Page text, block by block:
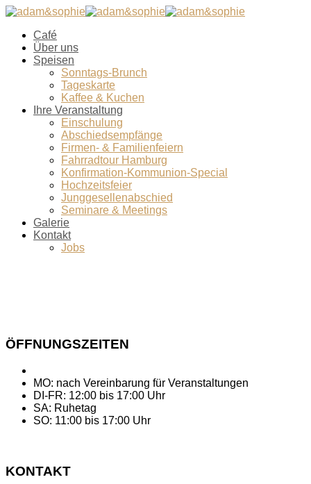
Café
Über uns
Speisen
Sonntags-Brunch
Tageskarte
Kaffee & Kuchen
Ihre Veranstaltung
Einschulung
Abschiedsempfänge
Firmen- & Familienfeiern
Fahrradtour Hamburg
Konfirmation-Kommunion-Special
Hochzeitsfeier
Junggesellenabschied
Seminare & Meetings
Galerie
Kontakt
Jobs
ÖFFNUNGSZEITEN
MO: nach Vereinbarung für Veranstaltungen
DI-FR: 12:00 bis 17:00 Uhr
SA: Ruhetag
SO: 11:00 bis 17:00 Uhr
KONTAKT